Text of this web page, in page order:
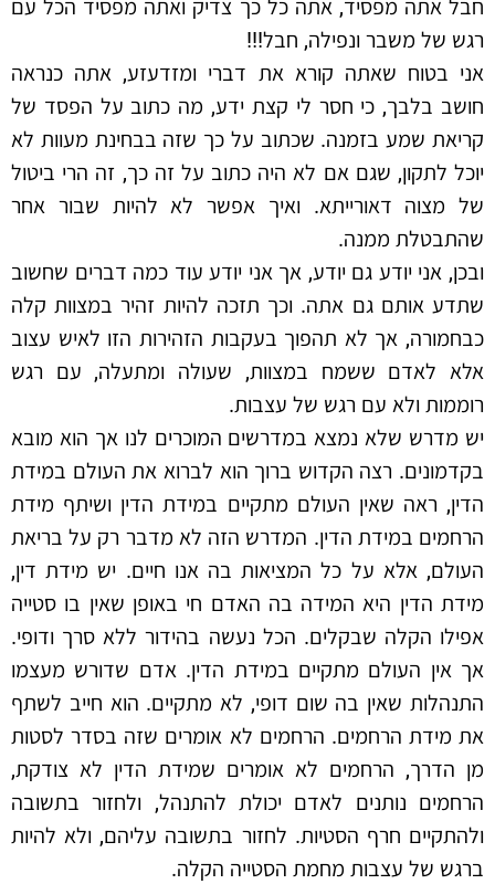
חבל אתה מפסיד, אתה כל כך צדיק ואתה מפסיד הכל עם
רגש של משבר ונפילה, חבל!!!
אני בטוח שאתה קורא את דברי ומזדעזע, אתה כנראה
חושב בלבך, כי חסר לי קצת ידע, מה כתוב על הפסד של
קריאת שמע בזמנה. שכתוב על כך שזה בבחינת מעוות לא
יוכל לתקון, שגם אם לא היה כתוב על זה כך, זה הרי ביטול
של מצוה דאורייתא. ואיך אפשר לא להיות שבור אחר
שהתבטלת ממנה.
ובכן, אני יודע גם יודע, אך אני יודע עוד כמה דברים שחשוב
שתדע אותם גם אתה. וכך תזכה להיות זהיר במצוות קלה
כבחמורה, אך לא תהפוך בעקבות הזהירות הזו לאיש עצוב
אלא לאדם ששמח במצוות, שעולה ומתעלה, עם רגש
רוממות ולא עם רגש של עצבות.
יש מדרש שלא נמצא במדרשים המוכרים לנו אך הוא מובא
בקדמונים. רצה הקדוש ברוך הוא לברוא את העולם במידת
הדין, ראה שאין העולם מתקיים במידת הדין ושיתף מידת
הרחמים במידת הדין. המדרש הזה לא מדבר רק על בריאת
העולם, אלא על כל המציאות בה אנו חיים. יש מידת דין,
מידת הדין היא המידה בה האדם חי באופן שאין בו סטייה
אפילו הקלה שבקלים. הכל נעשה בהידור ללא סרך ודופי.
אך אין העולם מתקיים במידת הדין. אדם שדורש מעצמו
התנהלות שאין בה שום דופי, לא מתקיים. הוא חייב לשתף
את מידת הרחמים. הרחמים לא אומרים שזה בסדר לסטות
מן הדרך, הרחמים לא אומרים שמידת הדין לא צודקת,
הרחמים נותנים לאדם יכולת להתנהל, ולחזור בתשובה
ולהתקיים חרף הסטיות. לחזור בתשובה עליהם, ולא להיות
ברגש של עצבות מחמת הסטייה הקלה.